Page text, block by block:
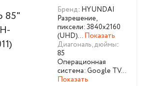
LED85BU7011)
Бренд: HYUNDAI
Разрешение,
пиксели: 3840х2160
(UHD)… Показать
Диагональ, дюймы:
85
Операционная
система: Google TV…
Показать